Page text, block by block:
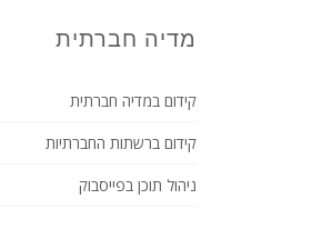
מדיה חברתית
קידום במדיה חברתית
קידום ברשתות החברתיות
ניהול תוכן בפייסבוק